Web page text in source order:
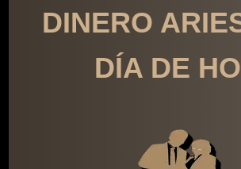
DINERO
DÍA DE